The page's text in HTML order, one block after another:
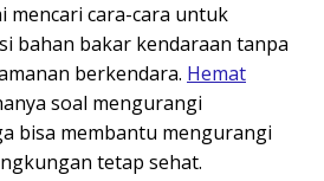
mencari cara-cara untuk
bahan bakar kendaraan tanpa
berkendara. Hemat
soal mengurangi
bisa membantu mengurangi
tetap sehat.